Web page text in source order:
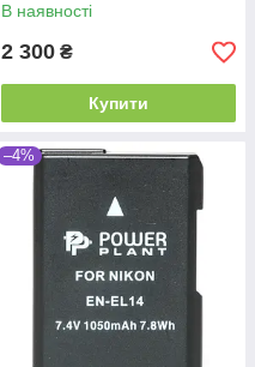
В наявності
2 300 ₴
Купити
–4%